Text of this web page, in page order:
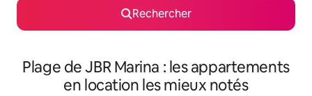
Rechercher
Plage de JBR Marina : les appartements
en location les mieux notés